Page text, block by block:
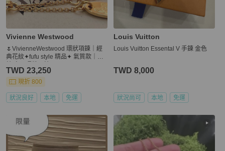
Vivienne Westwood
🌷VivienneWestwood 環狀項鍊｜經
典花紋✦fufu style 精品✦ 氣質款｜項
TWD 23,250
現折 800
狀況良好 本地 免運
Louis Vuitton
Louis Vuitton Essental V 手鍊 金色
TWD 8,000
狀況尚可 本地 免運